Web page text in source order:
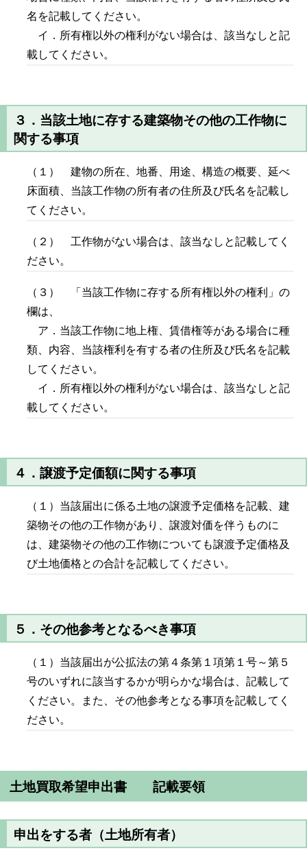
名を記載してください。
イ．所有権以外の権利がない場合は、該当なしと記
載してください。
３．当該土地に存する建築物その他の工作物に
関する事項
（１） 建物の所在、地番、用途、構造の概要、延べ
床面積、当該工作物の所有者の住所及び氏名を記載し
てください。
（２） 工作物がない場合は、該当なしと記載してく
ださい。
（３） 「当該工作物に存する所有権以外の権利」の
欄は、
ア．当該工作物に地上権、賃借権等がある場合に種
類、内容、当該権利を有する者の住所及び氏名を記載
してください。
イ．所有権以外の権利がない場合は、該当なしと記
載してください。
４．譲渡予定価額に関する事項
（１）当該届出に係る土地の譲渡予定価格を記載、建
築物その他の工作物があり、譲渡対価を伴うものに
は、建築物その他の工作物についても譲渡予定価格及
び土地価格との合計を記載してください。
５．その他参考となるべき事項
（１）当該届出が公拡法の第４条第１項第１号～第５
号のいずれに該当するかが明らかな場合は、記載して
ください。また、その他参考となる事項を記載してく
ださい。
土地買取希望申出書 記載要領
申出をする者（土地所有者）